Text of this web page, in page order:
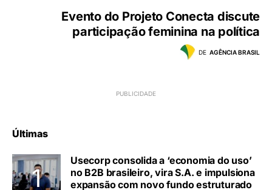
Evento do Projeto Conecta discute
participação feminina na política
DE AGÊNCIA BRASIL
Últimas
Usecorp consolida a ‘economia do uso’
no B2B brasileiro, vira S.A. e impulsiona
expansão com novo fundo estruturado